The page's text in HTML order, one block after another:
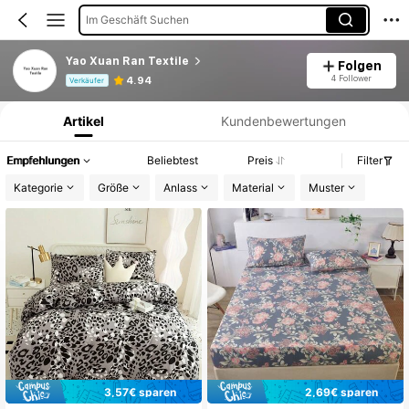
Im Geschäft Suchen
Yao Xuan Ran Textile
Verkäufer 4.94
Folgen
4 Follower
Produktinformation: Preisangabe, Verkaufs- und Lagerbestandsdetails.
Artikel Kundenbewertungen
Empfehlungen Beliebtest Preis
Filter
Kategorie
Größe Anlass Material Muster
3,57€ sparen
2,69€ sparen